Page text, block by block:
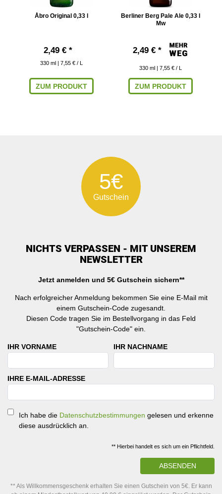
Åbro Original 0,33 l
2,49 € *
330 ml | 7,55 € / L
ZUM PRODUKT
Berliner Berg Pale Ale 0,33 l
Mw
2,49 € *
330 ml | 7,55 € / L
ZUM PRODUKT
5€
Gutschein
NICHTS VERPASSEN - MIT UNSEREM
NEWSLETTER
Jetzt anmelden und 5€ Gutschein sichern**
Nach erfolgreicher Anmeldung bekommen Sie eine E-Mail mit
einem Gutschein-Code zugesandt.
Diesen Code tragen Sie im Bestellvorgang in das Feld
"Gutschein-Code" ein.
IHR VORNAME IHR NACHNAME
IHRE E-MAIL-ADRESSE
Ich habe die Datenschutzbestimmungen gelesen und erkenne
diese ausdrücklich an.
** Hierbei handelt es sich um ein Pflichtfeld.
ABSENDEN
** Als Willkommensgeschenk erhalten Sie einen Gutschein von 5€. Er kann